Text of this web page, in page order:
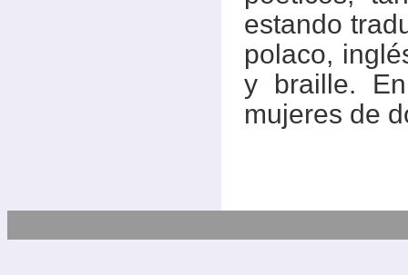
estando
polaco,
y braille.
mujeres de